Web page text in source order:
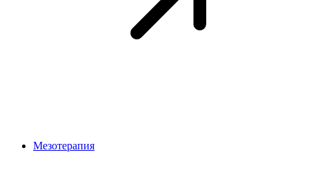
Мезотерапия